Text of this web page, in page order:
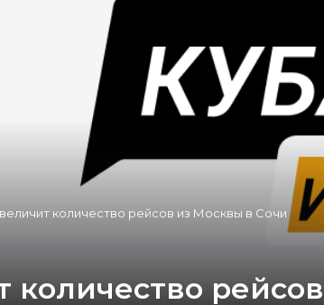
количество рейсов из Москвы в Сочи
количество